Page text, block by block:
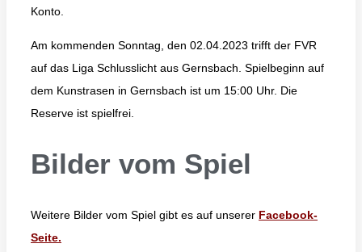
Konto.
Am kommenden Sonntag, den 02.04.2023 trifft der FVR
auf das Liga Schlusslicht aus Gernsbach. Spielbeginn auf
dem Kunstrasen in Gernsbach ist um 15:00 Uhr. Die
Reserve ist spielfrei.
Bilder vom Spiel
Weitere Bilder vom Spiel gibt es auf unserer Facebook-
Seite.